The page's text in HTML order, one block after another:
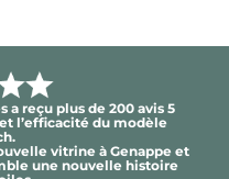
reçu plus de 200 avis 5
l’efficacité du modèle
vitrine à Genappe et
une nouvelle histoire